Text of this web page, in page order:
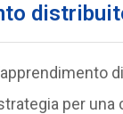
per una